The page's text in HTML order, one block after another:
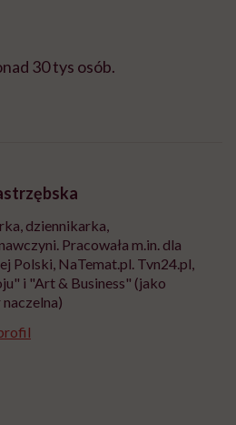
30 tys osób.
dziennikarka,
Pracowała m.in. dla
Polski, NaTemat.pl. Tvn24.pl,
i "Art & Business" (jako